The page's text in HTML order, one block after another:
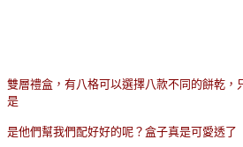
雙層禮盒，有八格可以選擇八款不同的餅乾，
是
是他們幫我們配好好的呢？盒子真是可愛透了